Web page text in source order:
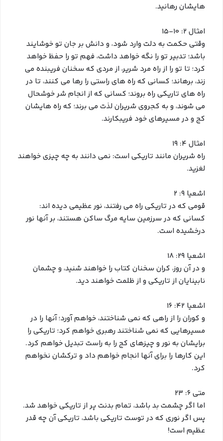
هایشان رهانید.
امثال ۲: ۱۰-۱۵
وقتی حکمت به دلت وارد شود، و دانش بر جان تو خوشایند
باشد؛ تدبیر تو را نگه خواهد داشت، فهم تو را حفظ خواهد
کرد؛ تا تو را از راه مرد شریر، از مردی که سخنان فریبنده می
زند، برهاند؛ کسانی که راه های راستی را رها می کنند، تا در
راه های تاریکی راه بروند؛ کسانی که از انجام شر خوشحال
می شوند، و به کجروی شریران لذت می برند؛ که راه هایشان
کج و در مسیرهای خود فریبکارند.
امثال ۴: ۱۹
راه شریران مانند تاریکی است: نمی دانند به چه چیزی خواهند
لغزید.
اشعیا ۹: ۲
قومی که در تاریکی راه می رفتند، نور عظیمی دیده اند:
کسانی که در سرزمین سایه مرگ ساکن هستند، بر آنها نور
درخشیده است.
اشعیا ۲۹: ۱۸
و در آن روز، کران سخنان کتاب را خواهند شنید، و چشمان
نابینایان از تاریکی و از ظلمت خواهند دید.
اشعیا ۴۲: ۱۶
و کوران را از راهی که نمی شناختند، خواهم آورد؛ آنها را در
مسیرهایی که نمی شناختند رهبری خواهم کرد؛ تاریکی را
برایشان به نور و چیزهای کج را به راست تبدیل خواهم کرد.
این کارها را برای آنها انجام خواهم داد و ترکشان نخواهم
کرد.
متی ۶: ۲۳
اما اگر چشمت بد باشد، تمام بدنت پر از تاریکی خواهد شد.
پس اگر نوری که در توست تاریکی باشد، تاریکی آن چه قدر
عظیم است!